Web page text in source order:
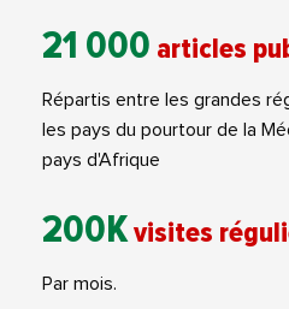
21 000 articles
Répartis entre les grandes
les pays du pourtour de la
pays d'Afrique
200Kvisites
Par mois.